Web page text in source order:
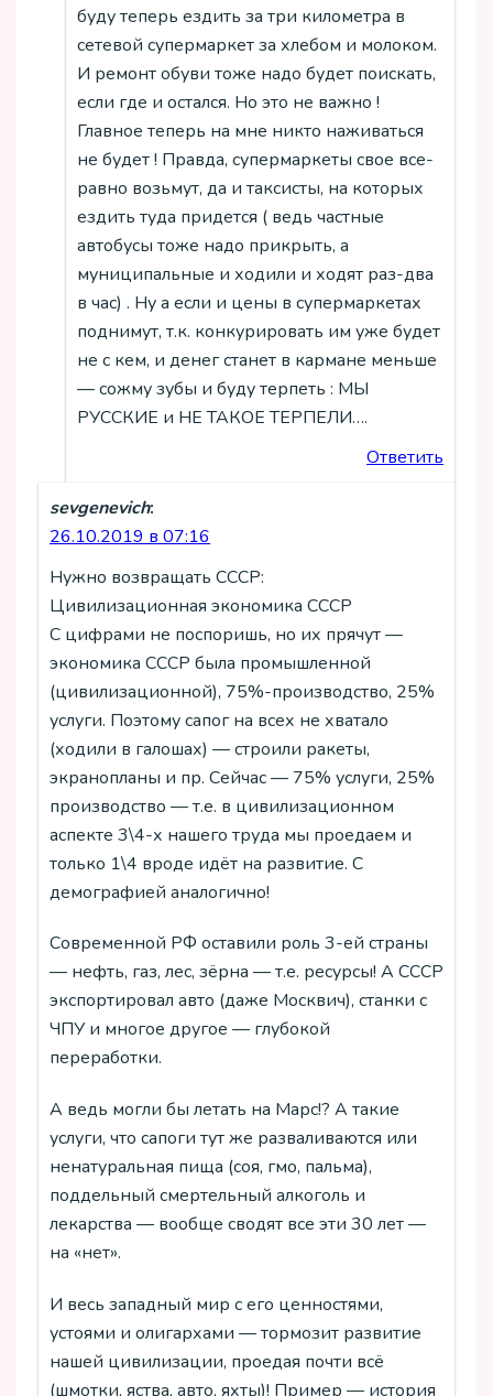
буду теперь ездить за три километра в
сетевой супермаркет за хлебом и молоком.
И ремонт обуви тоже надо будет поискать,
если где и остался. Но это не важно !
Главное теперь на мне никто наживаться
не будет ! Правда, супермаркеты свое все-
равно возьмут, да и таксисты, на которых
ездить туда придется ( ведь частные
автобусы тоже надо прикрыть, а
муниципальные и ходили и ходят раз-два
в час) . Ну а если и цены в супермаркетах
поднимут, т.к. конкурировать им уже будет
не с кем, и денег станет в кармане меньше
— сожму зубы и буду терпеть : МЫ
РУССКИЕ и НЕ ТАКОЕ ТЕРПЕЛИ….
Ответить
sevgenevich:
26.10.2019 в 07:16
Нужно возвращать СССР:
Цивилизационная экономика СССР
С цифрами не поспоришь, но их прячут —
экономика СССР была промышленной
(цивилизационной), 75%-производство, 25%
услуги. Поэтому сапог на всех не хватало
(ходили в галошах) — строили ракеты,
экранопланы и пр. Сейчас — 75% услуги, 25%
производство — т.е. в цивилизационном
аспекте 3\4-х нашего труда мы проедаем и
только 1\4 вроде идёт на развитие. С
демографией аналогично!
Современной РФ оставили роль 3-ей страны
— нефть, газ, лес, зёрна — т.е. ресурсы! А СССР
экспортировал авто (даже Москвич), станки с
ЧПУ и многое другое — глубокой
переработки.
А ведь могли бы летать на Марс!? А такие
услуги, что сапоги тут же разваливаются или
ненатуральная пища (соя, гмо, пальма),
поддельный смертельный алкоголь и
лекарства — вообще сводят все эти 30 лет —
на «нет».
И весь западный мир с его ценностями,
устоями и олигархами — тормозит развитие
нашей цивилизации, проедая почти всё
(шмотки, яства, авто, яхты)! Пример — история